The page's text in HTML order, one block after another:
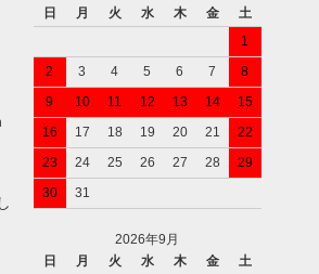
日
月 火 水 木 金
土
1
2
3 4 5 6 7
8
9
10 11 12 13 14
15
16
17 18 19 20 21
22
23
24 25 26 27 28
29
30
31
2026年9月
日
月 火 水 木 金
土